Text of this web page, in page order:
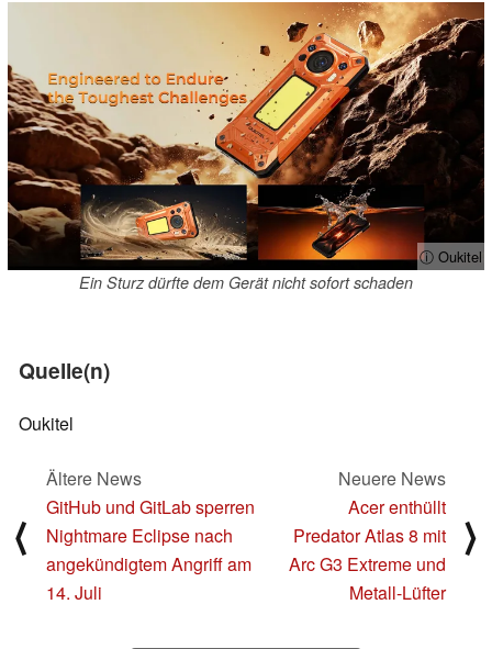
ⓘ Oukitel
Ein Sturz dürfte dem Gerät nicht sofort schaden
Quelle(n)
Oukitel
⟨
Ältere News
GitHub und GitLab sperren
Nightmare Eclipse nach
angekündigtem Angriff am
14. Juli
Neuere News
Acer enthüllt
Predator Atlas 8 mit
Arc G3 Extreme und
Metall-Lüfter
⟩